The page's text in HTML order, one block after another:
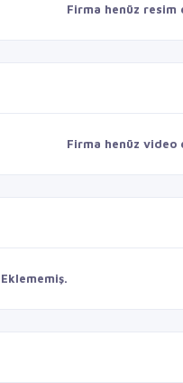
Firma henüz resim
Firma henüz video